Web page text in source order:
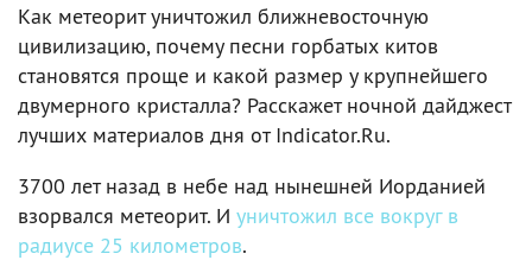
Как метеорит уничтожил ближневосточную
цивилизацию, почему песни горбатых китов
становятся проще и какой размер у крупнейшего
двумерного кристалла? Расскажет ночной дайджест
лучших материалов дня от Indicator.Ru.
3700 лет назад в небе над нынешней Иорданией
взорвался метеорит. И уничтожил все вокруг в
радиусе 25 километров.